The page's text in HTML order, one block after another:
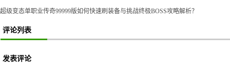
超级变态单职业传奇99999版如何快速刷装备与挑战终极BOSS攻略解析？
评论列表
发表评论